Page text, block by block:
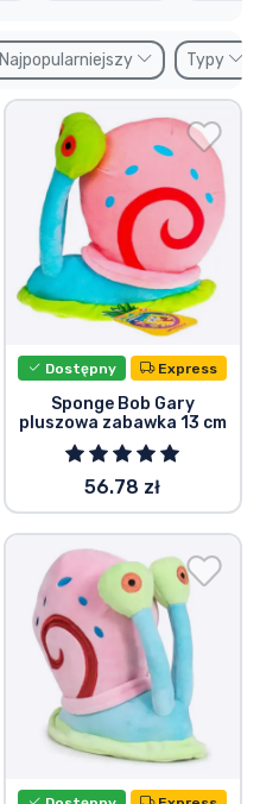
Najpopularniejszy Typy
Dostępny Express
Sponge Bob Gary
pluszowa zabawka 13 cm
56.78 zł